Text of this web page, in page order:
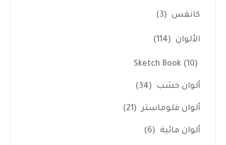
كانفس (3)
الألوان (114)
Sketch Book (10)
ألوان خشب (34)
ألوان فلوماستر (21)
ألوان مائية (6)